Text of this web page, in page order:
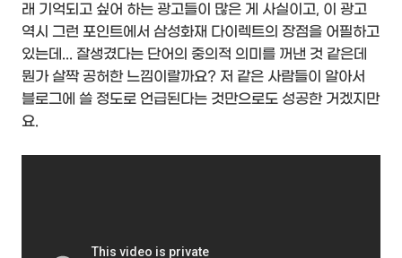
래 기억되고 싶어 하는 광고들이 많은 게 사실이고, 이 광고
역시 그런 포인트에서 삼성화재 다이렉트의 장점을 어필하고
있는데... 잘생겼다는 단어의 중의적 의미를 꺼낸 것 같은데
뭔가 살짝 공허한 느낌이랄까요? 저 같은 사람들이 알아서
블로그에 쓸 정도로 언급된다는 것만으로도 성공한 거겠지만
요.